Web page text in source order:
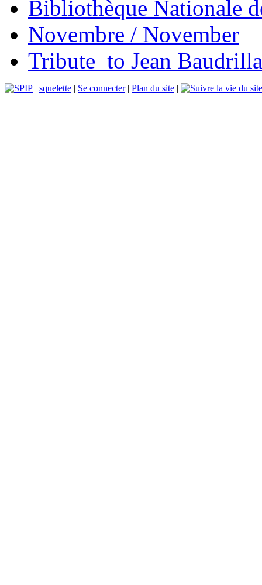
Bibliothèque Nationale
Novembre / November
Tribute_to Jean
| squelette | Se connecter| Plan du site |